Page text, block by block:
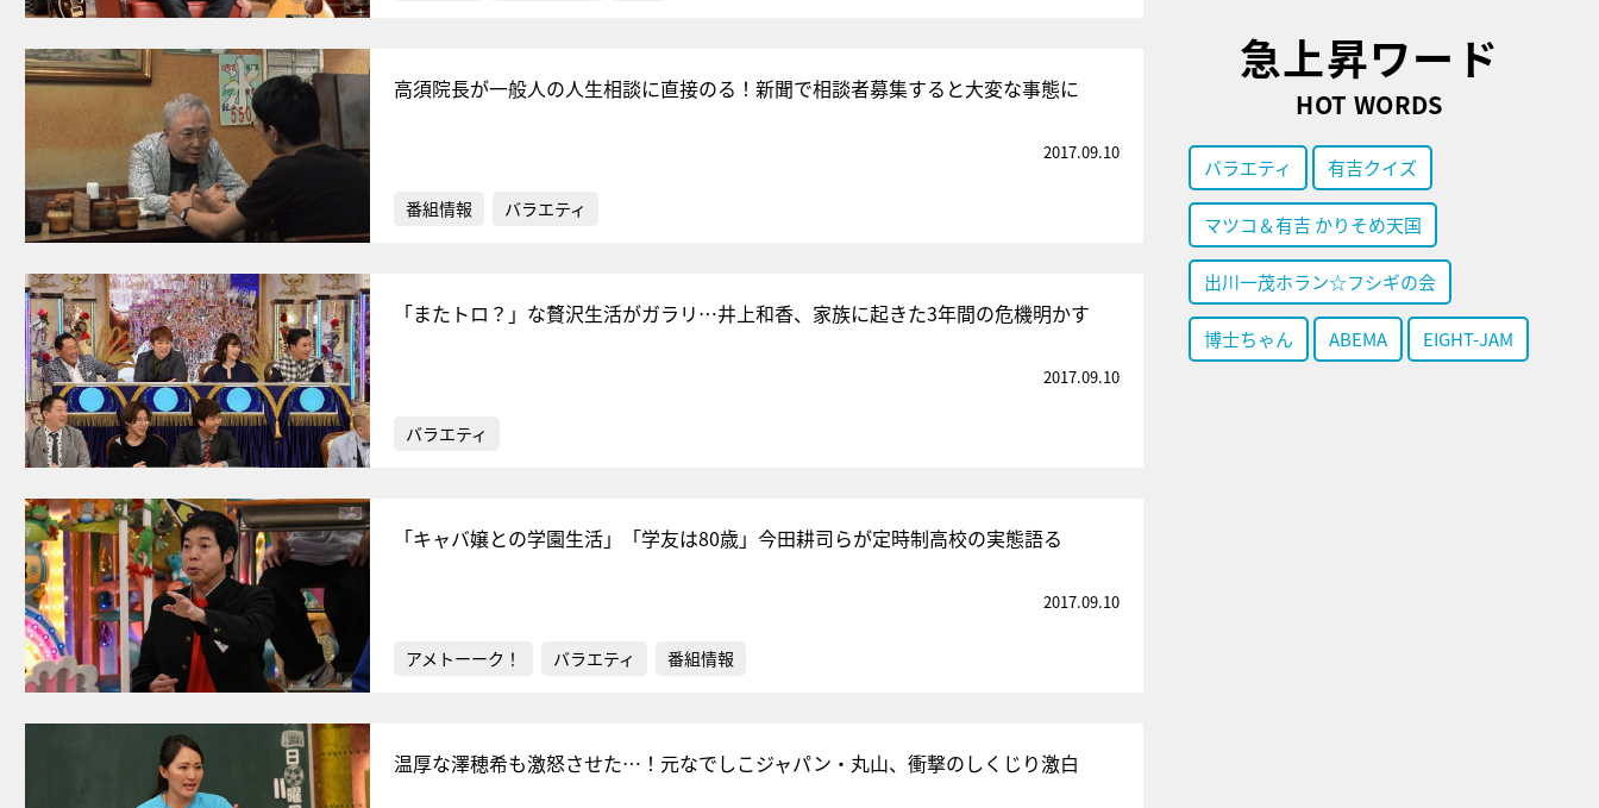
高須院長が一般人の人生相談に直接のる！新聞で相談者募集すると大変な事態に
2017.09.10
番組情報 バラエティ
「またトロ？」な贅沢生活がガラリ…井上和香、家族に起きた3年間の危機明かす
2017.09.10
バラエティ
「キャバ嬢との学園生活」「学友は80歳」今田耕司らが定時制高校の実態語る
2017.09.10
アメトーーク！ バラエティ 番組情報
温厚な澤穂希も激怒させた…！元なでしこジャパン・丸山、衝撃のしくじり激白
急上昇ワード
HOT WORDS
バラエティ 有吉クイズ
マツコ＆有吉 かりそめ天国
出川一茂ホラン☆フシギの会
博士ちゃん ABEMA EIGHT-JAM